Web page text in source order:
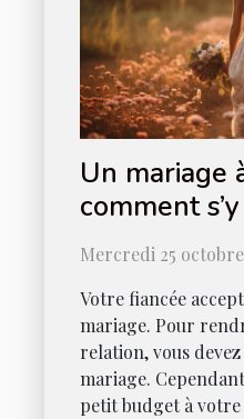
Un mariage
comment
Mercredi 25 octobre
Votre fiancée
mariage. Pour
relation, vous
mariage.
petit budget à